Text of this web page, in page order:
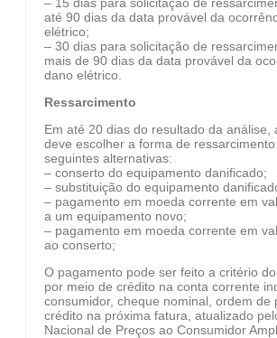
até 90 dias da data provável da
elétrico;
– 30 dias para solicitação de
mais de 90 dias da data provável da
dano elétrico.
Ressarcimento
Em até 20 dias do resultado da análise,
deve escolher a forma de
seguintes alternativas:
– conserto do equipamento danificado;
– substituição do equipamento
– pagamento em moeda corrente em
a um equipamento novo;
– pagamento em moeda corrente em
ao conserto;
O pagamento pode ser feito a critério
por meio de crédito na conta corrente
consumidor, cheque nominal, ordem de
crédito na próxima fatura, atualizado
Nacional de Preços ao Consumidor